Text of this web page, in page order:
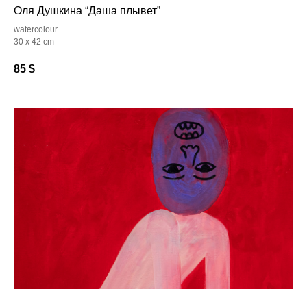
Оля Душкина “Даша плывет”
watercolour
30 x 42 cm
85 $